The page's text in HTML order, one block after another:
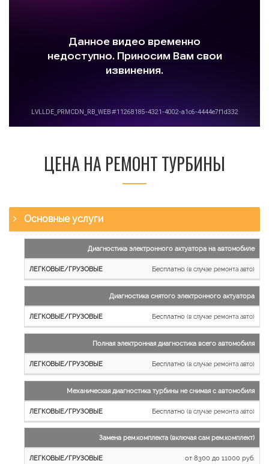
ЦЕНА НА РЕМОНТ ТУРБИНЫ
Основные услуги
работы
Легковые
и
Грузовые
автомобили
Диагностика электронного актуатора на автомобиле
Бесплатно (в случае ремонта авто)
Диагностика снятого электронного актуатора
Бесплатно (в случае ремонта авто)
Полная электронная диагностика всего автомобиля
Бесплатно (в случае ремонта авто)
Механическая диагностика турбины не снимая с автомобиля
Бесплатно (в случае ремонта авто)
Замена рем.комплекта (включая сам рем.комплект)
от 8300 до 11000 руб.